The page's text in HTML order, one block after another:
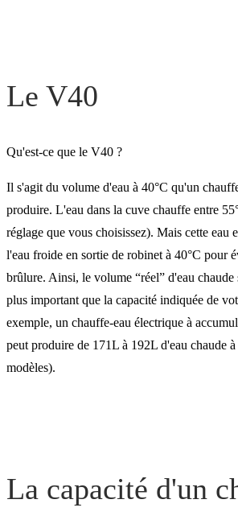
Le V40
Qu'est-ce que le V40 ?
Il s'agit du volume d'eau à 40°C qu'un
produire. L'eau dans la cuve chauffe entre
réglage que vous choisissez). Mais cette eau
l'eau froide en sortie de robinet à 40°C pour
brûlure. Ainsi, le volume “réel” d'eau chaude
plus important que la capacité indiquée de
exemple, un chauffe-eau électrique à
peut produire de 171L à 192L d'eau chaude
modèles).
La capacité d'un